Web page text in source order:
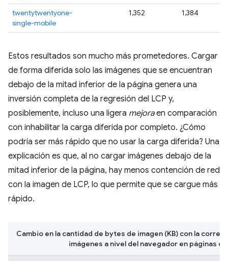
twentytwentyone-
single-mobile
1,352 1,384
Estos resultados son mucho más prometedores. Cargar
de forma diferida solo las imágenes que se encuentran
debajo de la mitad inferior de la página genera una
inversión completa de la regresión del LCP y,
posiblemente, incluso una ligera mejoraen comparación
con inhabilitar la carga diferida por completo. ¿Cómo
podría ser más rápido que no usar la carga diferida? Una
explicación es que, al no cargar imágenes debajo de la
mitad inferior de la página, hay menos contención de red
con la imagen de LCP, lo que permite que se cargue más
rápido.
Cambio en la cantidad de bytes de imagen (KB) con la
imágenes a nivel del navegador en páginas